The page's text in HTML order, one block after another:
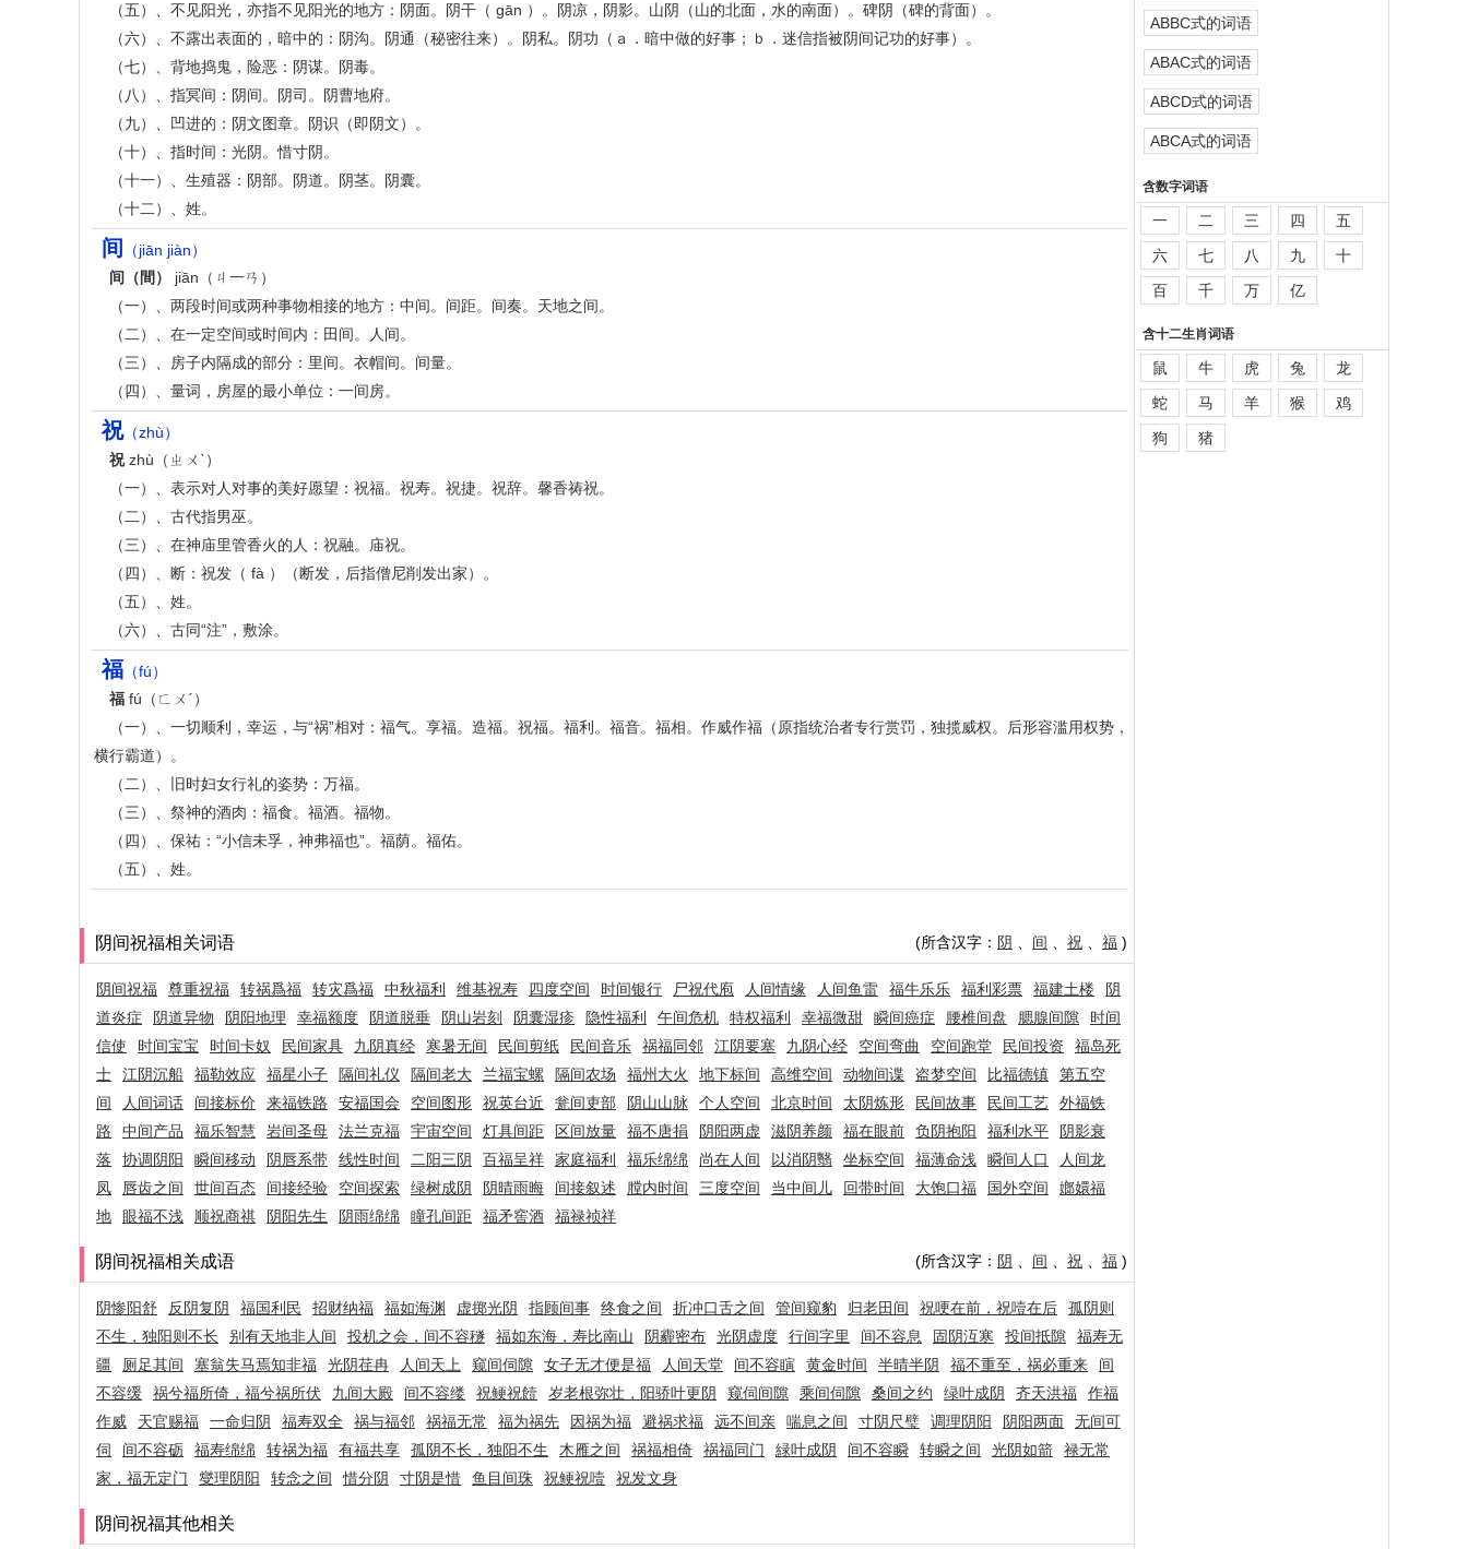
（五）、不见阳光，亦指不见阳光的地方：阴面。阴干（ gān ）。阴凉，阴影。山阴（山的北面，水的南面）。碑阴（碑的背面）。
（六）、不露出表面的，暗中的：阴沟。阴通（秘密往来）。阴私。阴功（ａ．暗中做的好事；ｂ．迷信指被阴间记功的好事）。
（七）、背地捣鬼，险恶：阴谋。阴毒。
（八）、指冥间：阴间。阴司。阴曹地府。
（九）、凹进的：阴文图章。阴识（即阴文）。
（十）、指时间：光阴。惜寸阴。
（十一）、生殖器：阴部。阴道。阴茎。阴囊。
（十二）、姓。
间
（jiān jiàn）
间（間）
jiān（ㄐ一ㄢ）
（一）、两段时间或两种事物相接的地方：中间。间距。间奏。天地之间。
（二）、在一定空间或时间内：田间。人间。
（三）、房子内隔成的部分：里间。衣帽间。间量。
（四）、量词，房屋的最小单位：一间房。
祝（zhù）
祝zhù（ㄓㄨˋ）
（一）、表示对人对事的美好愿望：祝福。祝寿。祝捷。祝辞。馨香祷祝。
（二）、古代指男巫。
（三）、在神庙里管香火的人：祝融。庙祝。
（四）、断：祝发（ fà ）（断发，后指僧尼削发出家）。
（五）、姓。
（六）、古同“注”，敷涂。
福 （fú）
福 fú（ㄈㄨˊ）
（一）、一切顺利，幸运，与“祸”相对：福气。享福。造福。祝福。福利。福音。福相。作威作福（原指统治者专行赏罚，独揽威权。后形容滥用权势，
横行霸道）。
（二）、旧时妇女行礼的姿势：万福。
（三）、祭神的酒肉：福食。福酒。福物。
（四）、保祐：“小信未孚，神弗福也”。福荫。福佑。
（五）、姓。
阴间祝福相关词语 (所含汉字： 阴 间 祝 福 )
阴间祝福 尊重祝福 转祸爲福 转灾爲福 中秋福利 维基祝寿 四度空间 时间银行 尸祝代庖 人间情缘 人间鱼雷 福牛乐乐 福利彩票 福建土楼
阴
道炎症
阴道异物 阴阳地理 幸福额度 阴道脱垂 阴山岩刻 阴囊湿疹 隐性福利 午间危机 特权福利 幸福微甜 瞬间癌症 腰椎间盘 腮腺间隙
时间
信使
时间宝宝 时间卡奴 民间家具 九阴真经 寒暑无间 民间剪纸 民间音乐 祸福同邻 江阴要塞 九阴心经 空间弯曲 空间跑堂 民间投资
福岛死
士
江阴沉船 福勒效应 福星小子 隔间礼仪 隔间老大 兰福宝螺 隔间农场 福州大火 地下标间 高维空间 动物间谍 盗梦空间 比福德镇
第五空
间
人间词话 间接标价 来福铁路 安福国会 空间图形 祝英台近 瓮间吏部 阴山山脉 个人空间 北京时间 太阴炼形 民间故事 民间工艺
外福铁
路
中间产品 福乐智慧 岩间圣母 法兰克福 宇宙空间 灯具间距 区间放量 福不唐捐 阴阳两虚 滋阴养颜 福在眼前 负阴抱阳 福利水平
阴影衰
落
协调阴阳 瞬间移动 阴唇系带 线性时间 二阳三阴 百福呈祥 家庭福利 福乐绵绵 尚在人间 以消阴翳 坐标空间 福薄命浅 瞬间人口
人间龙
凤
唇齿之间 世间百态 间接经验 空间探索 绿树成阴 阴晴雨晦 间接叙述 膛内时间 三度空间 当中间儿 回带时间 大饱口福 国外空间
嫏嬛福
地
眼福不浅 顺祝商祺 阴阳先生 阴雨绵绵 瞳孔间距 福矛窖酒 福禄祯祥
阴间祝福相关成语 (所含汉字： 阴 间 祝 福 )
阴惨阳舒 反阴复阴 福国利民 招财纳福 福如海渊 虚掷光阴 指顾间事 终食之间 折冲口舌之间 管间窥豹 归老田间 祝哽在前，祝噎在后
孤阴则
不生，独阳则不长
别有天地非人间 投机之会，间不容穟 福如东海，寿比南山 阴霾密布 光阴虚度 行间字里 间不容息 固阴沍寒 投间抵隙
福寿无
疆
厕足其间 塞翁失马焉知非福 光阴荏冉 人间天上 窥间伺隙 女子无才便是福 人间天堂 间不容瞚 黄金时间 半晴半阴 福不重至，祸必重来
间
不容缓
祸兮福所倚，福兮祸所伏 九间大殿 间不容缕 祝鲠祝饐 岁老根弥壮，阳骄叶更阴 窥伺间隙 乘间伺隙 桑间之约 绿叶成阴 齐天洪福
作福
作威
天官赐福 一命归阴 福寿双全 祸与福邻 祸福无常 福为祸先 因祸为福 避祸求福 远不间亲 喘息之间 寸阴尺璧 调理阴阳 阴阳两面
无间可
伺
间不容砺 福寿绵绵 转祸为福 有福共享 孤阴不长，独阳不生 木雁之间 祸福相倚 祸福同门 緑叶成阴 间不容瞬 转瞬之间 光阴如箭
禄无常
家，福无定门
燮理阴阳 转念之间 惜分阴 寸阴是惜 鱼目间珠 祝鲠祝噎 祝发文身
阴间祝福其他相关
ABBC式的词语
ABAC式的词语
ABCD式的词语
ABCA式的词语
含数字词语
一 二 三 四
五
六
七 八 九
十
百
千 万 亿
含十二生肖词语
鼠 牛 虎 兔
龙
蛇
马 羊 猴
鸡
狗
猪